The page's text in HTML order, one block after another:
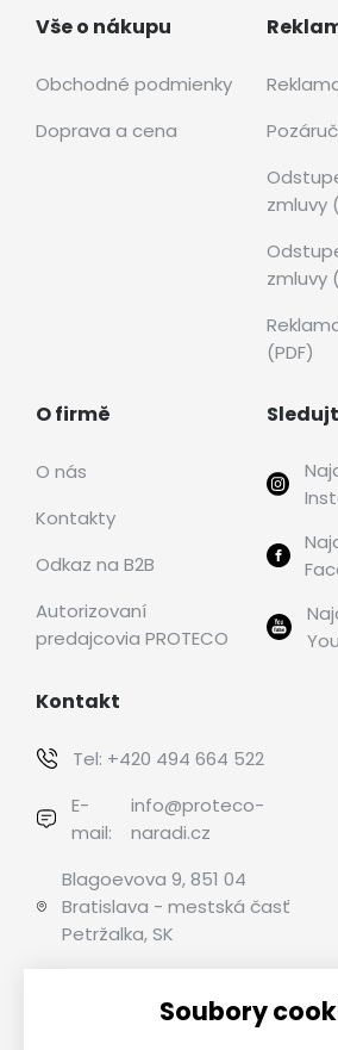
Vše o nákupu
Obchodné podmienky
Doprava a cena
zmluvy
zmluvy
(PDF)
O firmě
O nás
Kontakty
Odkaz na B2B
Autorizovaní
predajcovia PROTECO
Kontakt
Tel: +420 494 664 522
E-
mail:
info@proteco-
naradi.cz
Blagoevova 9, 851 04
Bratislava - mestská časť
Petržalka, SK
Možnosti platbySoubory